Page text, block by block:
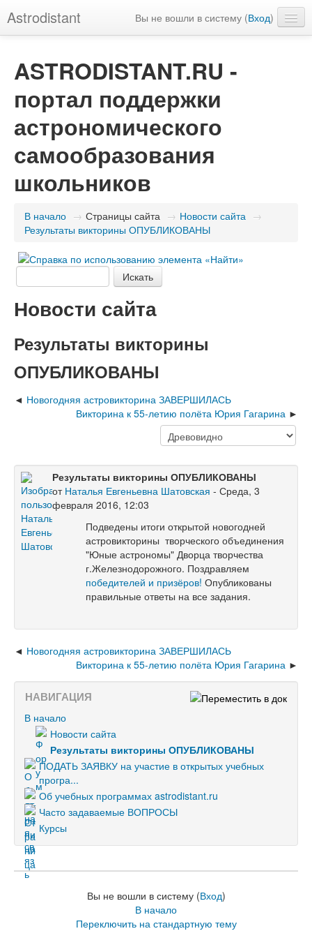
Astrodistant Вы не вошли в систему (Вход)
ASTRODISTANT.RU -
портал поддержки
астрономического
самообразования
школьников
В начало → Страницы сайта → Новости сайта →
Результаты викторины ОПУБЛИКОВАНЫ
Новости сайта
Результаты викторины
ОПУБЛИКОВАНЫ
Новогодняя астровикторина ЗАВЕРШИЛАСЬ
Викторина к 55-летию полёта Юрия Гагарина
Результаты викторины ОПУБЛИКОВАНЫ
от Наталья Евгеньевна Шатовская - Среда, 3
февраля 2016, 12:03
Подведены итоги открытой новогодней
астровикторины творческого объединения
"Юные астрономы" Дворца творчества
г.Железнодорожного. Поздравляем
победителей и призёров! Опубликованы
правильные ответы на все задания.
Новогодняя астровикторина ЗАВЕРШИЛАСЬ
Викторина к 55-летию полёта Юрия Гагарина
НАВИГАЦИЯ
В начало
Новости сайта
Результаты викторины ОПУБЛИКОВАНЫ
ПОДАТЬ ЗАЯВКУ на участие в открытых учебных
програ...
Об учебных программах astrodistant.ru
Часто задаваемые ВОПРОСЫ
Курсы
Вы не вошли в систему (Вход)
В начало
Переключить на стандартную тему